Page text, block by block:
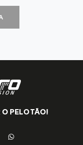
O PELOTÃO!